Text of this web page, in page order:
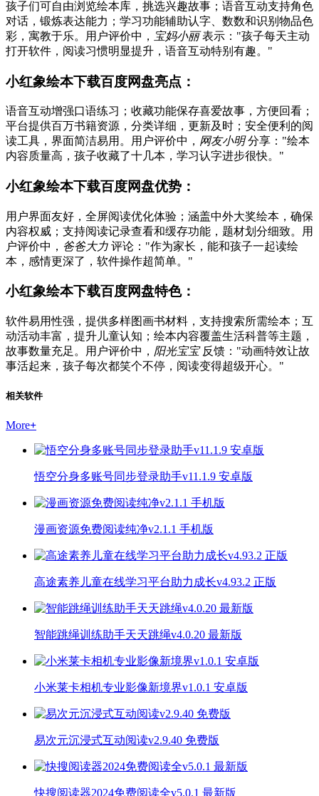
孩子们可自由浏览绘本库，挑选兴趣故事；语音互动支持角色
对话，锻炼表达能力；学习功能辅助认字、数数和识别物品色
彩，寓教于乐。用户评价中， 宝妈小丽表示："孩子每天主动
打开软件，阅读习惯明显提升，语音互动特别有趣。"
小红象绘本下载百度网盘亮点：
语音互动增强口语练习；收藏功能保存喜爱故事，方便回看；
平台提供百万书籍资源，分类详细，更新及时；安全便利的阅
读工具，界面简洁易用。用户评价中， 网友小明分享："绘本
内容质量高，孩子收藏了十几本，学习认字进步很快。"
小红象绘本下载百度网盘优势：
用户界面友好，全屏阅读优化体验；涵盖中外大奖绘本，确保
内容权威；支持阅读记录查看和缓存功能，题材划分细致。用
户评价中， 爸爸大力 评论："作为家长，能和孩子一起读绘
本，感情更深了，软件操作超简单。"
小红象绘本下载百度网盘特色：
软件易用性强，提供多样图画书材料，支持搜索所需绘本；互
动活动丰富，提升儿童认知；绘本内容覆盖生活科普等主题，
故事数量充足。用户评价中， 阳光宝宝反馈："动画特效让故
事活起来，孩子每次都笑个不停，阅读变得超级开心。"
相关软件
More+
悟空分身多账号同步登录助手v11.1.9 安卓版
漫画资源免费阅读纯净v2.1.1 手机版
高途素养儿童在线学习平台助力成长v4.93.2 正版
智能跳绳训练助手天天跳绳v4.0.20 最新版
小米莱卡相机专业影像新境界v1.0.1 安卓版
易次元沉浸式互动阅读v2.9.40 免费版
快搜阅读器2024免费阅读全v5.0.1 最新版